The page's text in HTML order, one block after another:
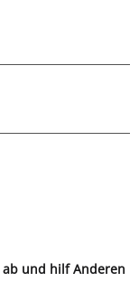
und hilf Anderen